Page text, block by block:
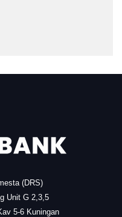
(DRS)
Unit G 2,3,5
5-6 Kuningan